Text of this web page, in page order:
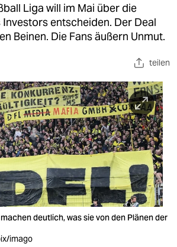
Liga will im Mai über die
entscheiden. Der Deal
Beinen. Die Fans äußern Unmut.
teilen
deutlich, was sie von den Plänen der
imago